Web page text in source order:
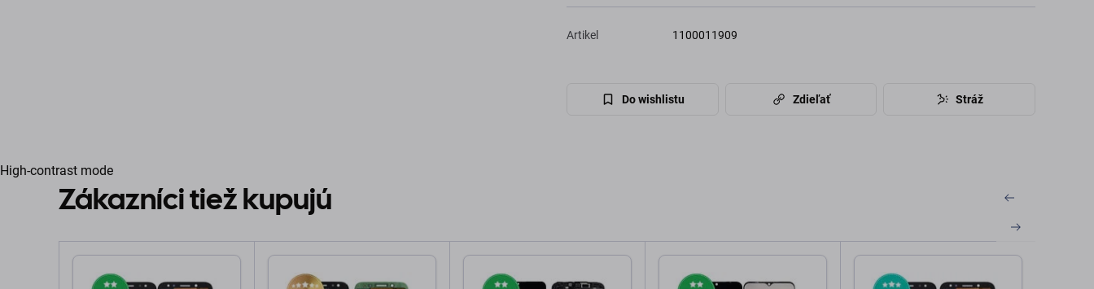
Artikel 1100011909
Do wishlistu Zdieľať Stráž
High-contrast mode
Zákazníci tiež kupujú